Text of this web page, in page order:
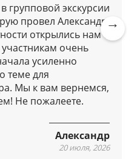
групповой экскурсии
провел Александр.
открылись нам с
очень
усиленно
теме для
Мы к вам вернемся,
Не пожалеете.
Александр
20 июля, 2026
Ne